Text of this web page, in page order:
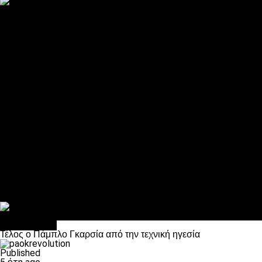
Τέλος ο Πάμπλο Γκαρσία από την τεχνική ηγεσία
Published